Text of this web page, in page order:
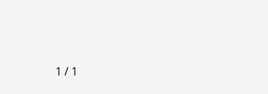
1 / 1